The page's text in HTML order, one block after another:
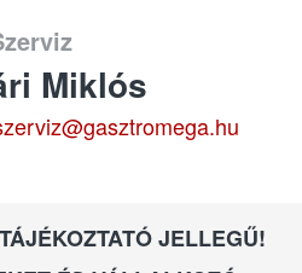
Miklós
JELLEGŰ!